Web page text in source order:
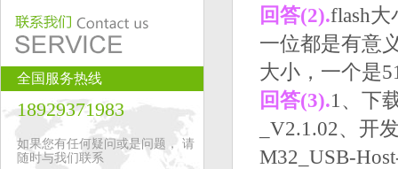
全国服务热线
18929371983
如果您有任何疑问或是问题， 请
随时与我们联系
回答(2).flash
一位都是有意
大小，一个是
回答(3).1、下
_V2.1.02、开
M32_USB-